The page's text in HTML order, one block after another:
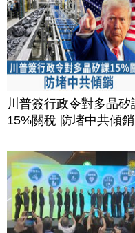
川普簽行政令對多晶矽
15%關稅 防堵中共傾銷